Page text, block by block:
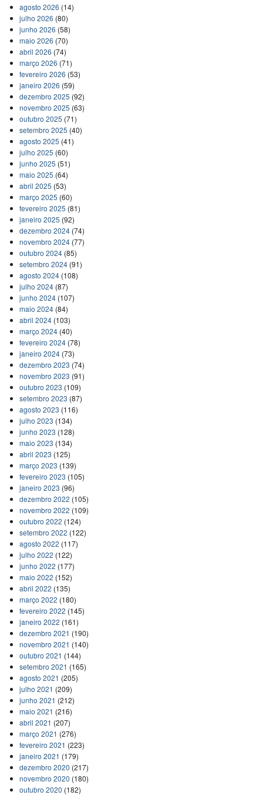
agosto 2026 (14)
julho 2026 (80)
junho 2026 (58)
maio 2026 (70)
abril 2026 (74)
março 2026 (71)
fevereiro 2026 (53)
janeiro 2026 (59)
dezembro 2025 (92)
novembro 2025 (63)
outubro 2025 (71)
setembro 2025 (40)
agosto 2025 (41)
julho 2025 (60)
junho 2025 (51)
maio 2025 (64)
abril 2025 (53)
março 2025 (60)
fevereiro 2025 (81)
janeiro 2025 (92)
dezembro 2024(74)
novembro 2024(77)
outubro 2024(85)
setembro 2024(91)
agosto 2024(108)
julho 2024(87)
junho 2024(107)
maio 2024(84)
abril 2024(103)
março 2024(40)
fevereiro 2024(78)
janeiro 2024(73)
dezembro 2023 (74)
novembro 2023 (91)
outubro 2023 (109)
setembro 2023 (87)
agosto 2023 (116)
julho 2023 (134)
junho 2023 (128)
maio 2023 (134)
abril 2023 (125)
março 2023 (139)
fevereiro 2023 (105)
janeiro 2023 (96)
dezembro 2022 (105)
novembro 2022 (109)
outubro 2022 (124)
setembro 2022 (122)
agosto 2022 (117)
julho 2022 (122)
junho 2022 (177)
maio 2022 (152)
abril 2022 (135)
março 2022 (180)
fevereiro 2022 (145)
janeiro 2022 (161)
dezembro 2021 (190)
novembro 2021 (140)
outubro 2021 (144)
setembro 2021 (165)
agosto 2021 (205)
julho 2021 (209)
junho 2021 (212)
maio 2021 (216)
abril 2021 (207)
março 2021 (276)
fevereiro 2021 (223)
janeiro 2021 (179)
dezembro 2020 (217)
novembro 2020 (180)
outubro 2020 (182)